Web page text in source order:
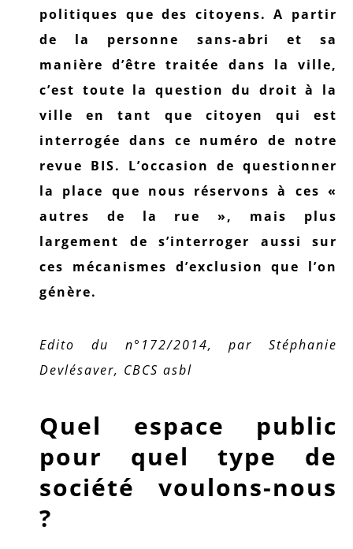
politiques que des citoyens. A partir
de la personne sans-abri et sa
manière d’être traitée dans la ville,
c’est toute la question du droit à la
ville en tant que citoyen qui est
interrogée dans ce numéro de notre
revue BIS. L’occasion de questionner
la place que nous réservons à ces «
autres de la rue », mais plus
largement de s’interroger aussi sur
ces mécanismes d’exclusion que l’on
génère.
Edito du n°172/2014, par Stéphanie
Devlésaver, CBCS asbl
Quel espace public
pour quel type de
société voulons-nous
?